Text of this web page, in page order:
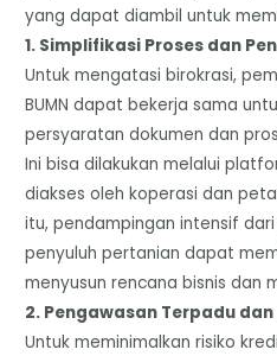
yang dapat diambil untuk
​1. Simplifikasi Proses dan
​Untuk mengatasi birokrasi,
BUMN dapat bekerja sama
persyaratan dokumen dan
Ini bisa dilakukan melalui
diakses oleh koperasi dan
itu, pendampingan intensif
penyuluh pertanian dapat
menyusun rencana bisnis dan
​2. Pengawasan Terpadu
​Untuk meminimalkan risiko